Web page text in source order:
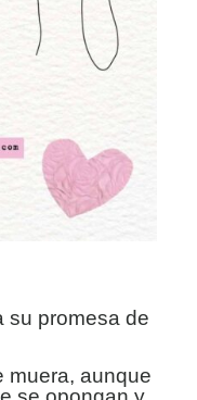
su promesa de
muera, aunque